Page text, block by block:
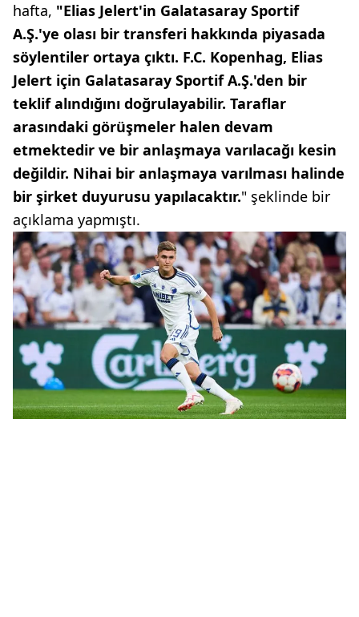
hafta, "Elias Jelert'in Galatasaray Sportif
A.Ş.'ye olası bir transferi hakkında piyasada
söylentiler ortaya çıktı. F.C. Kopenhag, Elias
Jelert için Galatasaray Sportif A.Ş.'den bir
teklif alındığını doğrulayabilir. Taraflar
arasındaki görüşmeler halen devam
etmektedir ve bir anlaşmaya varılacağı kesin
değildir. Nihai bir anlaşmaya varılması halinde
bir şirket duyurusu yapılacaktır." şeklinde bir
açıklama yapmıştı.